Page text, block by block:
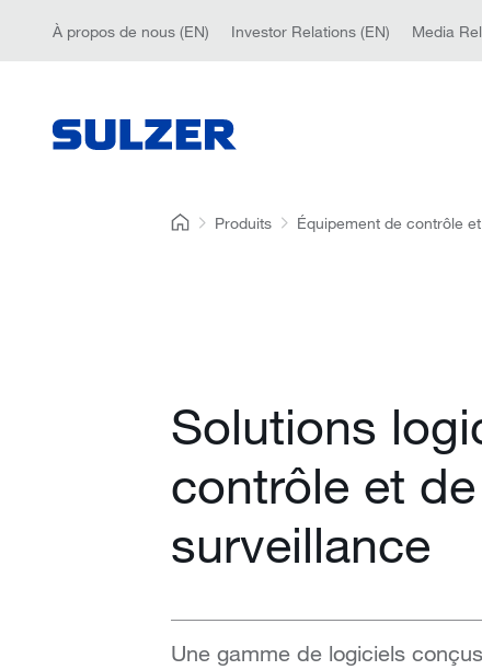
À propos de nous (EN) Investor Relations (EN) Media
Produits Équipement de contrôle
Solutions
contrôle et de
surveillance
Une gamme de logiciels